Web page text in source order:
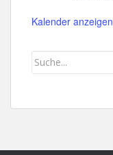
Kalender anzeigen